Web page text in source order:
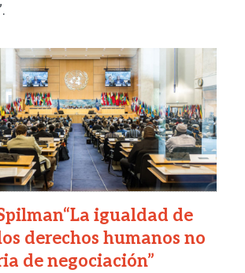
igualdad de
derechos humanos no
de negociación”